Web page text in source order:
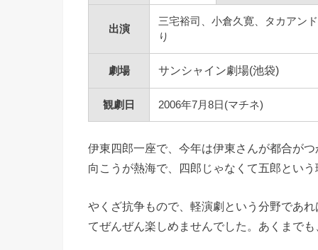
出演
三宅裕司、小倉久寛、タカアン
り
劇場 サンシャイン劇場(池袋)
観劇日 2006年7月8日(マチネ)
伊東四郎一座で、今年は伊東さんが都合が
向こうが熱海で、四郎じゃなくて五郎という
やくざ抗争もので、軽演劇という分野であ
てぜんぜん楽しめませんでした。あくまで